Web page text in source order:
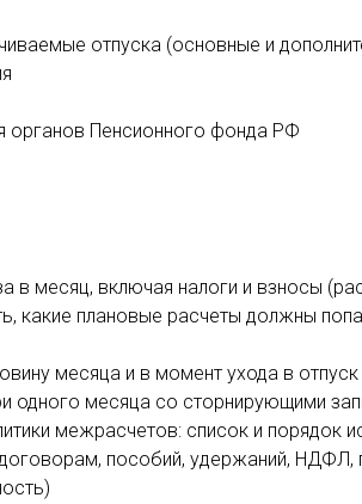
отпуска (основные и
органов Пенсионного фонда РФ
в месяц, включая налоги и взносы
какие плановые расчеты должны
месяца и в момент ухода в отпуск
одного месяца со сторнирующими
межрасчетов: список и
договорам, пособий, удержаний,